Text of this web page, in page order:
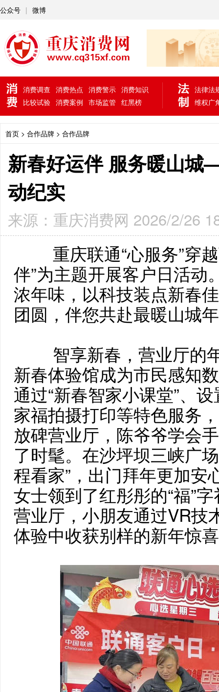
公众号 | 微博
消费调查 消费热点 消费警示 消费知识
比较试验 消费案例 市场监管 红黑榜
法律法
维权广
首页 > 合作品牌 > 合作品牌
新春好运伴 服务暖山
动纪实
来源：重庆消费网 2026/2/26
重庆联通“心服务”穿
伴”为主题开展客户日活动
浓年味，以科技装点新春
团圆，伴您共赴最暖山城
智享新春，营业厅的
新春体验馆成为市民感知
通过“新春智家小课堂”、
家福拍摄打印等特色服务
放碑营业厅，陈爷爷学会
了时髦。在沙坪坝三峡广
程看家”，出门拜年更加安
女士领到了红彤彤的“福”
营业厅，小朋友通过VR技
体验中收获别样的新年惊